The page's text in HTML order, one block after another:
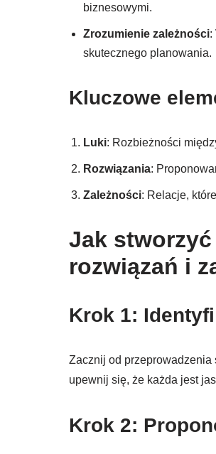
biznesowymi.
Zrozumienie zależności:
skutecznego planowania.
Kluczowe
Luki: Rozbieżności
Rozwiązania:
Zależności: Relacje,
Jak
rozwiązań i
Krok 1:
Zacznij od przeprowadzenia
upewnij się, że każda jest
Krok 2: